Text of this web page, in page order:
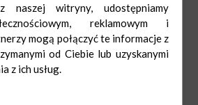
naszej witryny, udostępniamy
reklamowym i
mogą połączyć te informacje z
od Ciebie lub uzyskanymi
z ich usług.